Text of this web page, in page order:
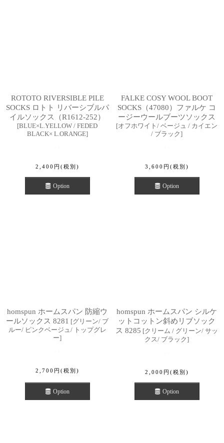
ROTOTO RIVERSIBLE PILE
SOCKS ロトト リバーシブルパ
イルソックス（R1612-252）
[BLUE×L.YELLOW / FEDED
BLACK× L.ORANGE]
2,400 円 (税別)
Option
FALKE COSY WOOL BOOT
SOCKS（47080）ファルケ コ
ージーウールブーツソックス
[オフホワイト/ ベージュ / カイエン
/ ブラック]
3,600 円 (税別)
Option
homspun ホームスパン 防縮ウ
ールソックス 8281 [グリーン/ ブ
ルー/ ピンクベージュ/ トップグレ
ー]
2,700 円 (税別)
Option
homspun ホームスパン シルケ
ットコットン斜めリブソック
ス 8285 [クリーム / グリーン/ サッ
クス/ ブラック]
2,000 円 (税別)
Option